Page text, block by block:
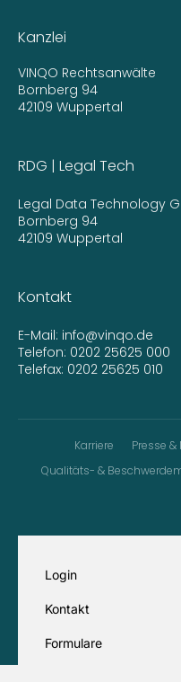
Kanzlei
VINQO Rechtsanwälte
Bornberg 94
42109 Wuppertal
RDG | Legal Tech
Legal Data Technology
Bornberg 94
42109 Wuppertal
Kontakt
E-Mail: info@vinqo.de
Telefon: 0202 25625 000
Telefax: 0202 25625 010
Karriere Presse &
Qualitäts- &
Login
Kontakt
Formulare